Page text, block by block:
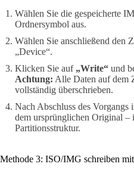
Wählen Sie die gespeicherte
Ordnersymbol aus.
Wählen Sie anschließend den
„Device“.
Klicken Sie auf „Write“ und
Achtung: Alle Daten auf dem
vollständig überschrieben.
Nach Abschluss des Vorgangs
dem ursprünglichen Original –
Partitionsstruktur.
Methode 3: ISO/IMG schreiben